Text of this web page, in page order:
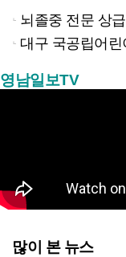
뇌졸중 전문 상급종합
대구 국공립어
영남일보TV
많이 본 뉴스